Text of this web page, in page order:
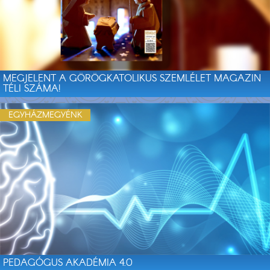
MEGJELENT A GÖRÖGKATOLIKUS SZEMLÉLET MAGAZIN
TÉLI SZÁMA!
PEDAGÓGUS AKADÉMIA 4.0
EGYHÁZMEGYÉNK